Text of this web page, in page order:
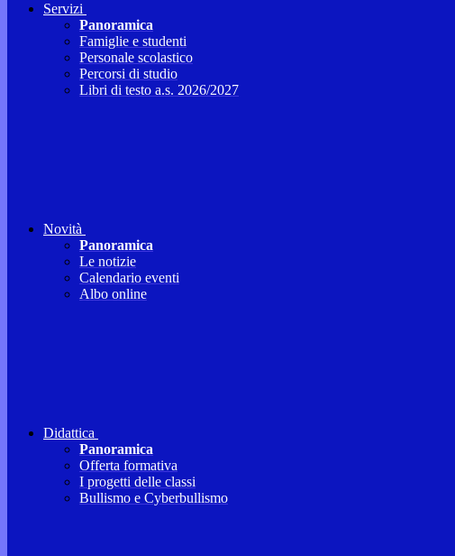
Servizi
Panoramica
Famiglie e studenti
Personale scolastico
Percorsi di studio
Libri di testo a.s. 2026/2027
Novità
Panoramica
Le notizie
Calendario eventi
Albo online
Didattica
Panoramica
Offerta formativa
I progetti delle classi
Bullismo e Cyberbullismo